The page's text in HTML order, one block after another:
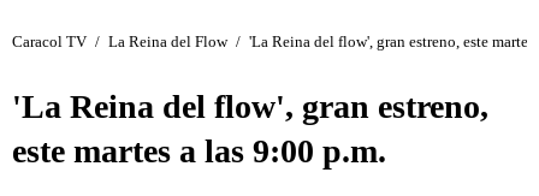
Caracol TV / La Reina del Flow / 'La Reina del flow', gran estreno, este
'La Reina del flow', gran estreno,
este martes a las 9:00 p.m.